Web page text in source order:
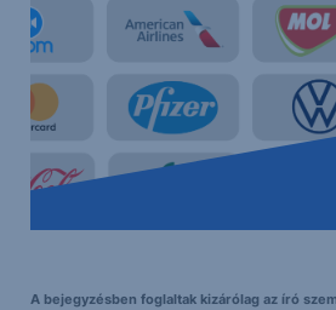
A bejegyzésben foglaltak kizárólag az író